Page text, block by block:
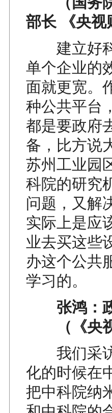
部长 《央视
建立好科
单个企业的
面就更宽。
种公共平台
都是要政府
备，比方说
苏州工业园
科院的研究
问题，又解
实际上是应
业去买这些
办这个公共
学习的。
张鸿：政
（《央视
我们采访
化的时候在
把中科院纳